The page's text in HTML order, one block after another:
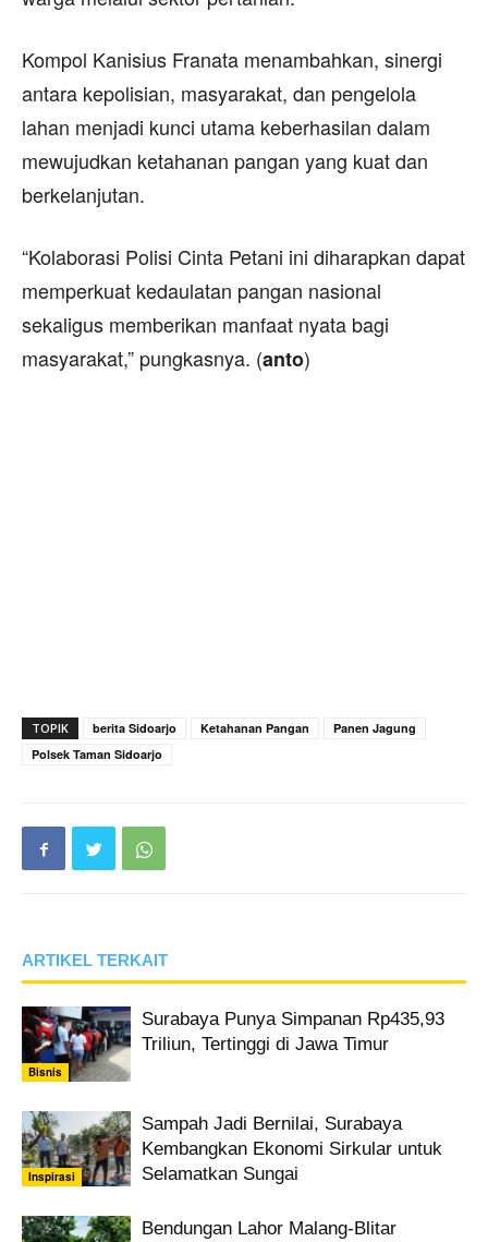
Kompol Kanisius Franata menambahkan, sinergi
antara kepolisian, masyarakat, dan pengelola
lahan menjadi kunci utama keberhasilan dalam
mewujudkan ketahanan pangan yang kuat dan
berkelanjutan.
“Kolaborasi Polisi Cinta Petani ini diharapkan dapat
memperkuat kedaulatan pangan nasional
sekaligus memberikan manfaat nyata bagi
masyarakat,” pungkasnya. (anto)
TOPIK berita Sidoarjo Ketahanan Pangan
Panen Jagung
Polsek Taman Sidoarjo
ARTIKEL TERKAIT
Bisnis
Surabaya Punya Simpanan Rp435,93
Triliun, Tertinggi di Jawa Timur
Inspirasi
Sampah Jadi Bernilai, Surabaya
Kembangkan Ekonomi Sirkular untuk
Selamatkan Sungai
Bendungan Lahor Malang-Blitar